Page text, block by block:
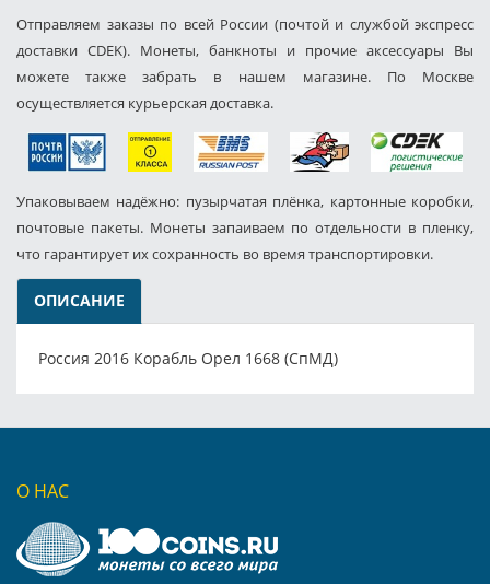
Отправляем заказы по всей России (почтой и службой экспресс
доставки CDEK). Монеты, банкноты и прочие аксессуары Вы
можете также забрать в нашем магазине. По Москве
осуществляется курьерская доставка.
Упаковываем надёжно: пузырчатая плёнка, картонные коробки,
почтовые пакеты. Монеты запаиваем по отдельности в пленку,
что гарантирует их сохранность во время транспортировки.
ОПИСАНИЕ
Россия 2016 Корабль Орел 1668 (СпМД)
О НАС